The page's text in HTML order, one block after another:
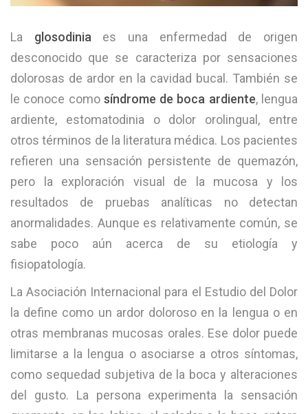
La glosodinia es una enfermedad de origen
desconocido que se caracteriza por sensaciones
dolorosas de ardor en la cavidad bucal. También se
le conoce como síndrome de boca ardiente, lengua
ardiente, estomatodinia o dolor orolingual, entre
otros términos de la literatura médica. Los pacientes
refieren una sensación persistente de quemazón,
pero la exploración visual de la mucosa y los
resultados de pruebas analíticas no detectan
anormalidades. Aunque es relativamente común, se
sabe poco aún acerca de su etiología y
fisiopatología.
La Asociación Internacional para el Estudio del Dolor
la define como un ardor doloroso en la lengua o en
otras membranas mucosas orales. Ese dolor puede
limitarse a la lengua o asociarse a otros síntomas,
como sequedad subjetiva de la boca y alteraciones
del gusto. La persona experimenta la sensación